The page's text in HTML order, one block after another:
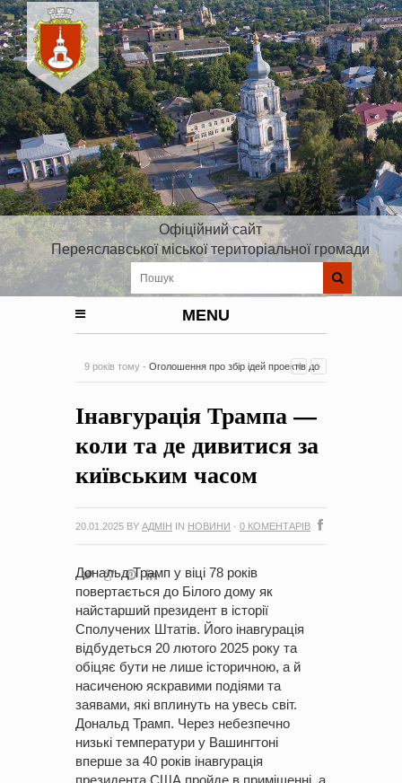
Офіційний сайт
Переяславської міської територіальної громади
MENU
9 років тому - Оголошення про збір ідей проектів до
на період 2018 – 2020 роки Оголошення про збір ідей
0 Коментарів
Інавгурація Трампа —
коли та де дивитися за
київським часом
20.01.2025 BY АДМІН IN НОВИНИ · 0 КОМЕНТАРІВ
Дональд Трамп у віці 78 років
повертається до Білого дому як
найстарший президент в історії
Сполучених Штатів. Його інавгурація
відбудеться 20 лютого 2025 року та
обіцяє бути не лише історичною, а й
насиченою яскравими подіями та
заявами, які вплинуть на увесь світ.
Дональд Трамп. Через небезпечно
низькі температури у Вашингтоні
вперше за 40 років інавгурація
президента США пройде в приміщенні, а